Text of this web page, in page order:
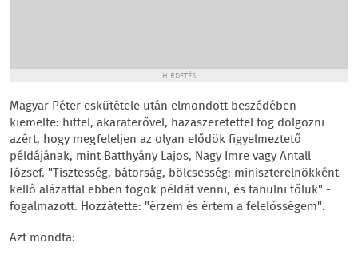
HIRDETÉS
Magyar Péter eskütétele után elmondott beszédében
kiemelte: hittel, akaraterővel, hazaszeretettel fog dolgozni
azért, hogy megfeleljen az olyan elődök figyelmeztető
példájának, mint Batthyány Lajos, Nagy Imre vagy Antall
József. "Tisztesség, bátorság, bölcsesség: miniszterelnökként
kellő alázattal ebben fogok példát venni, és tanulni tőlük" -
fogalmazott. Hozzátette: "érzem és értem a felelősségem".
Azt mondta: